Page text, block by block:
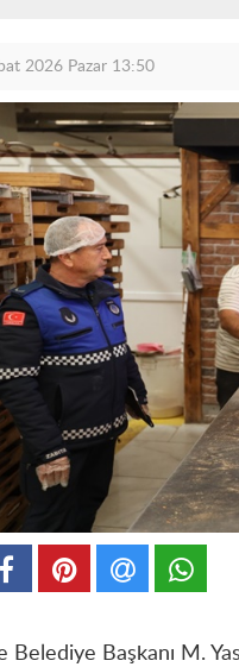
2026 Pazar 13:50
Belediye Başkanı M.